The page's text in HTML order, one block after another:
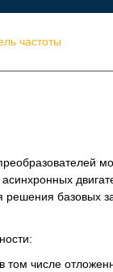
частоты
базовых
том числе